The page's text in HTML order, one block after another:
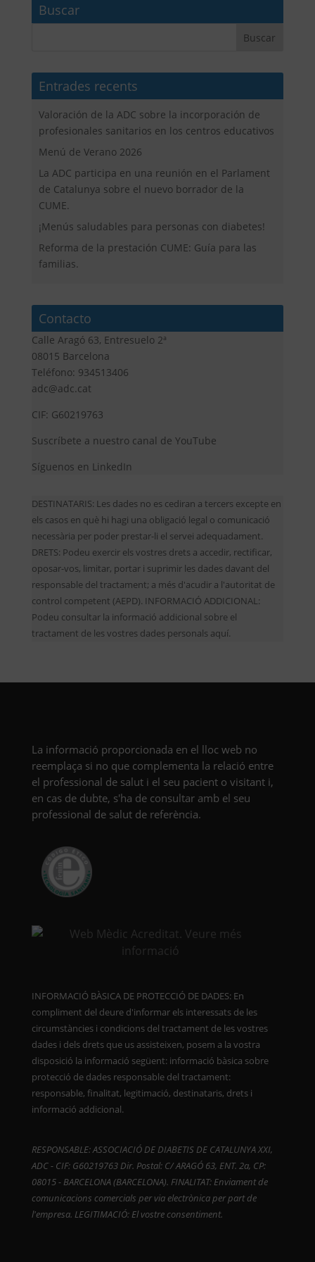
Buscar
Entrades recents
Valoración de la ADC sobre la incorporación de
profesionales sanitarios en los centros educativos
Menú de Verano 2026
La ADC participa en una reunión en el Parlament
de Catalunya sobre el nuevo borrador de la
CUME.
¡Menús saludables para personas con diabetes!
Reforma de la prestación CUME: Guía para las
familias.
Contacto
Calle Aragó 63, Entresuelo 2ª
08015 Barcelona
Teléfono: 934513406
adc@adc.cat
CIF: G60219763
Suscríbete a nuestro canal de YouTube
Síguenos en LinkedIn
DESTINATARIS: Les dades no es cediran a tercers excepte en
els casos en què hi hagi una obligació legal o comunicació
necessària per poder prestar-li el servei adequadament.
DRETS: Podeu exercir els vostres drets a accedir, rectificar,
oposar-vos, limitar, portar i suprimir les dades davant del
responsable del tractament; a més d'acudir a l'autoritat de
control competent (AEPD). INFORMACIÓ ADDICIONAL:
Podeu consultar la informació addicional sobre el
tractament de les vostres dades personals aquí.
La informació proporcionada en el lloc web no
reemplaça si no que complementa la relació entre
el professional de salut i el seu pacient o visitant i,
en cas de dubte, s'ha de consultar amb el seu
professional de salut de referència.
INFORMACIÓ BÀSICA DE PROTECCIÓ DE DADES: En
compliment del deure d'informar els interessats de les
circumstàncies i condicions del tractament de les vostres
dades i dels drets que us assisteixen, posem a la vostra
disposició la informació següent: informació bàsica sobre
protecció de dades responsable del tractament:
responsable, finalitat, legitimació, destinataris, drets i
informació addicional.
RESPONSABLE: ASSOCIACIÓ DE DIABETIS DE CATALUNYA XXI,
ADC - CIF: G60219763 Dir. Postal: C/ ARAGÓ 63, ENT. 2a, CP:
08015 - BARCELONA (BARCELONA). FINALITAT: Enviament de
comunicacions comercials per via electrònica per part de
l'empresa. LEGITIMACIÓ: El vostre consentiment.